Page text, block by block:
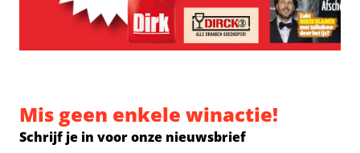
Mis geen enkele winactie!
Schrijf je in voor onze nieuwsbrief